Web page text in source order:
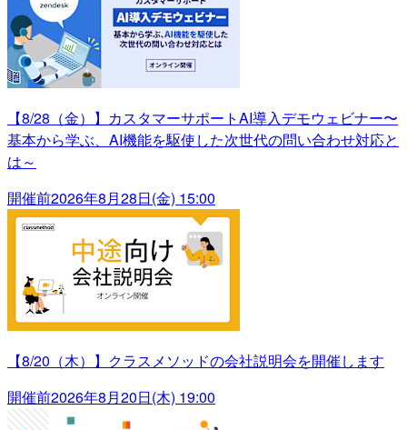
【8/28（金）】カスタマーサポートAI導入デモウェビナー〜
基本から学ぶ、AI機能を駆使した次世代の問い合わせ対応と
は～
開催前2026年8月28日(金) 15:00
【8/20（木）】クラスメソッドの会社説明会を開催します
開催前2026年8月20日(木) 19:00